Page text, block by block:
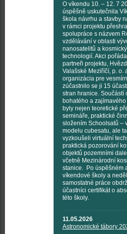
O víkendu 10. – 12. 7
úspěšně uskutečnila
škola návrhu a stavby
v rámci projektu
spolupráce s názvem
vzdělávání v oblasti
nanosatelitů a
technologií. Akci
partneři projektu,
Valašské Meziříčí, p. o.
organizácia pre
zúčastnilo se ji 15
stran hranice. Součástí
bohatého a
byly nejen teoretické
semináře, praktické
složením Schoolsatů –
modelu cubesatu, ale
vyzkoušeli virtuální
praktická pozorování
objektů pozemními
včetně Mezinárodní
stanice. Po úspěšném
víkendové školy a
samostatné práce
účastníci certifikát o
této školy.
11.05.2026
Astronomické tábory